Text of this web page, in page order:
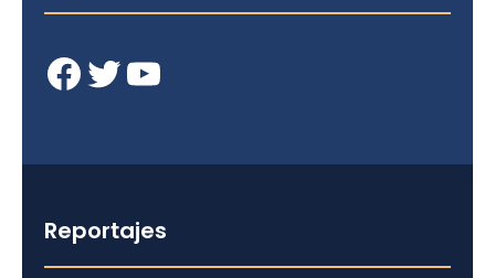
Facebook Twitter YouTube
Reportajes